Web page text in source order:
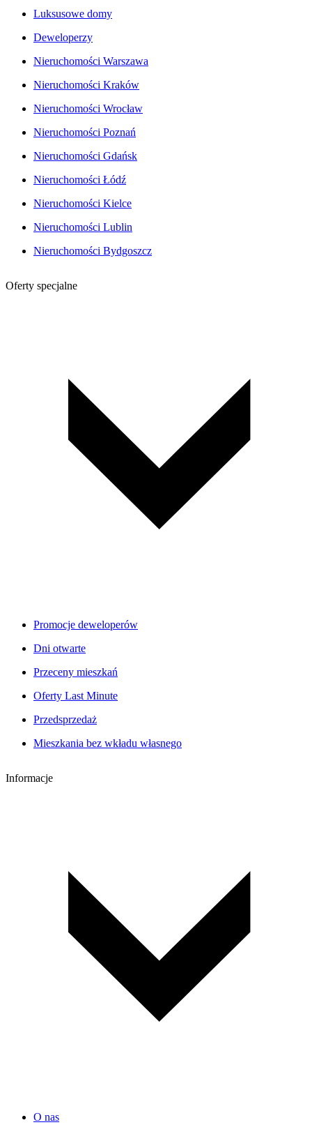
Luksusowe domy
Deweloperzy
Nieruchomości Warszawa
Nieruchomości Kraków
Nieruchomości Wrocław
Nieruchomości Poznań
Nieruchomości Gdańsk
Nieruchomości Łódź
Nieruchomości Kielce
Nieruchomości Lublin
Nieruchomości Bydgoszcz
Oferty specjalne
Promocje deweloperów
Dni otwarte
Przeceny mieszkań
Oferty Last Minute
Przedsprzedaż
Mieszkania bez wkładu własnego
Informacje
O nas